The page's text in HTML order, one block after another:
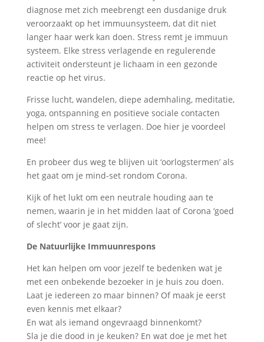
diagnose met zich meebrengt een dusdanige druk
veroorzaakt op het immuunsysteem, dat dit niet
langer haar werk kan doen. Stress remt je immuun
systeem. Elke stress verlagende en regulerende
activiteit ondersteunt je lichaam in een gezonde
reactie op het virus.
Frisse lucht, wandelen, diepe ademhaling, meditatie,
yoga, ontspanning en positieve sociale contacten
helpen om stress te verlagen. Doe hier je voordeel
mee!
En probeer dus weg te blijven uit ‘oorlogstermen’ als
het gaat om je mind-set rondom Corona.
Kijk of het lukt om een neutrale houding aan te
nemen, waarin je in het midden laat of Corona ‘goed
of slecht’ voor je gaat zijn.
De Natuurlijke Immuunrespons
Het kan helpen om voor jezelf te bedenken wat je
met een onbekende bezoeker in je huis zou doen.
Laat je iedereen zo maar binnen? Of maak je eerst
even kennis met elkaar?
En wat als iemand ongevraagd binnenkomt?
Sla je die dood in je keuken? En wat doe je met het